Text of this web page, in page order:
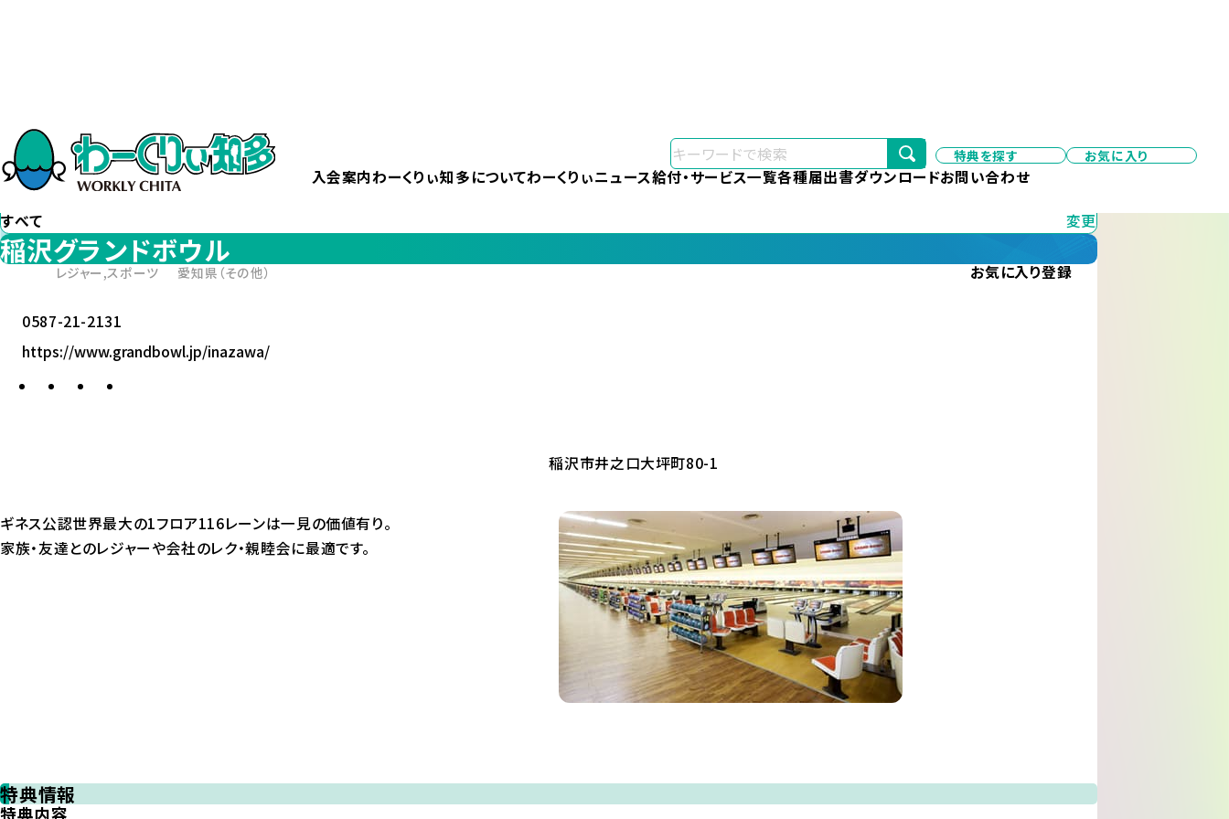
特典を探す お気に入り
入会案内わーくりぃ知多についてわーくりぃニュース給付・サービス一覧各種届出書ダウンロードお問い合わせ
カテゴリー から探す
すべて 変更
エリア から探す
すべて 変更
稲沢グランドボウル
レジャー,スポーツ 愛知県（その他） お気に入り登録
0587-21-2131
https://www.grandbowl.jp/inazawa/
稲沢市井之口大坪町80-1
ギネス公認世界最大の1フロア116レーンは一見の価値有り。
家族・友達とのレジャーや会社のレク・親睦会に最適です。
特典情報
特典内容